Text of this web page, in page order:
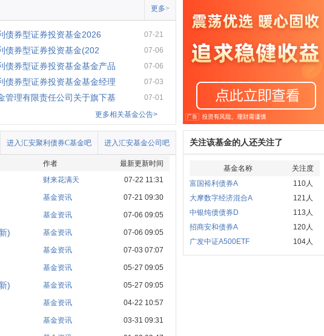
更多>
债券型证券投资基金2026 07-21
债券型证券投资基金(202 07-06
债券型证券投资基金基金产品 07-06
债券型证券投资基金基金经理 07-03
管理有限责任公司关于旗下基
07-01
更多相关基金公告>
进入汇安基金公司吧
进入汇安聚利债券C基金吧
作者
最新更新时间
财来花满天 07-22 11:31
基金资讯 07-21 09:30
基金资讯 07-06 09:05
) 基金资讯 07-06 09:05
基金资讯 07-03 07:07
基金资讯 05-27 09:05
) 基金资讯 05-27 09:05
基金资讯 04-22 10:57
基金资讯 03-31 09:31
关注该基金的人还关注了
基金名称
关注度
富国裕利债券A
110人
大摩数字经济混合A
121人
中银纯债债券D
113人
招商安和债券A
120人
广发中证A500ETF
104人